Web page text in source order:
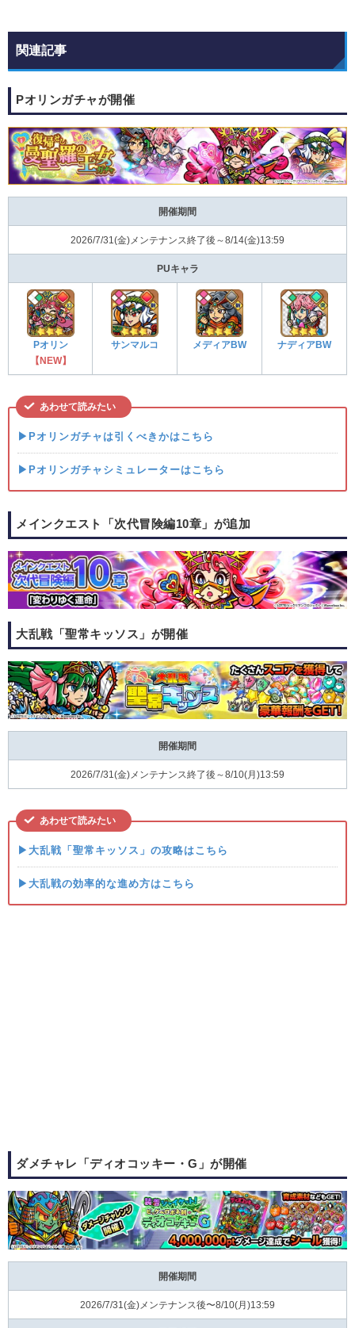
関連記事
Pオリンガチャが開催
開催期間
2026/7/31(金)メンテナンス終了後～8/14(金)13:59
PUキャラ
Pオリン
【NEW】
サンマルコ メディアBW ナディアBW
あわせて読みたい
▶Pオリンガチャは引くべきかはこちら
▶Pオリンガチャシミュレーターはこちら
メインクエスト「次代冒険編10章」が追加
大乱戦「聖常キッソス」が開催
開催期間
2026/7/31(金)メンテナンス終了後～8/10(月)13:59
あわせて読みたい
▶大乱戦「聖常キッソス」の攻略はこちら
▶大乱戦の効率的な進め方はこちら
ダメチャレ「ディオコッキー・G」が開催
開催期間
2026/7/31(⾦)メンテナンス後〜8/10(⽉)13:59